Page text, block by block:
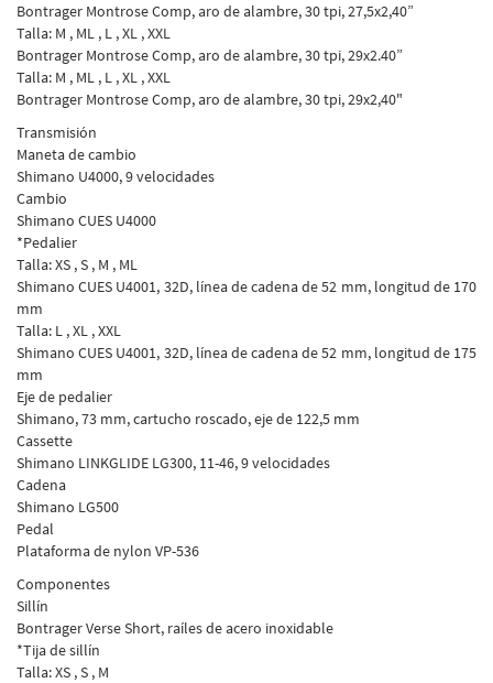
Bontrager Montrose Comp, aro de alambre, 30 tpi, 27,5x2,40”
Talla: M , ML , L , XL , XXL
Bontrager Montrose Comp, aro de alambre, 30 tpi, 29x2.40”
Talla: M , ML , L , XL , XXL
Bontrager Montrose Comp, aro de alambre, 30 tpi, 29x2,40"
Transmisión
Maneta de cambio
Shimano U4000, 9 velocidades
Cambio
Shimano CUES U4000
*Pedalier
Talla: XS , S , M , ML
Shimano CUES U4001, 32D, línea de cadena de 52 mm, longitud de 170
mm
Talla: L , XL , XXL
Shimano CUES U4001, 32D, línea de cadena de 52 mm, longitud de 175
mm
Eje de pedalier
Shimano, 73 mm, cartucho roscado, eje de 122,5 mm
Cassette
Shimano LINKGLIDE LG300, 11-46, 9 velocidades
Cadena
Shimano LG500
Pedal
Plataforma de nylon VP-536
Componentes
Sillín
Bontrager Verse Short, raíles de acero inoxidable
*Tija de sillín
Talla: XS , S , M